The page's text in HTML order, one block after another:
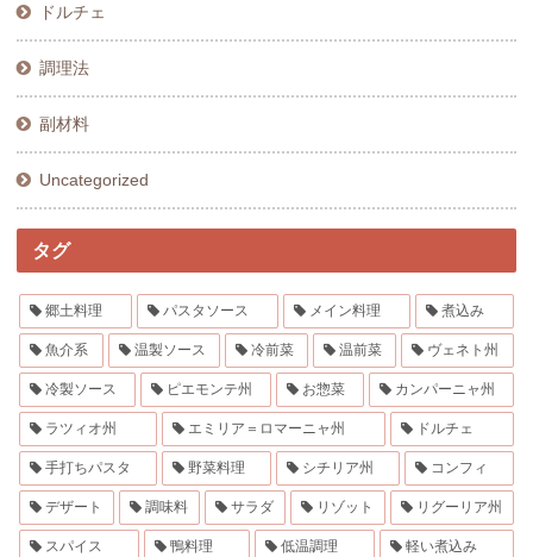
ドルチェ
調理法
副材料
Uncategorized
タグ
郷土料理 パスタソース メイン料理 煮込み
魚介系 温製ソース 冷前菜 温前菜 ヴェネト州
冷製ソース ピエモンテ州 お惣菜 カンパーニャ州
ラツィオ州 エミリア＝ロマーニャ州 ドルチェ
手打ちパスタ 野菜料理 シチリア州 コンフィ
デザート 調味料 サラダ リゾット リグーリア州
スパイス 鴨料理 低温調理 軽い煮込み